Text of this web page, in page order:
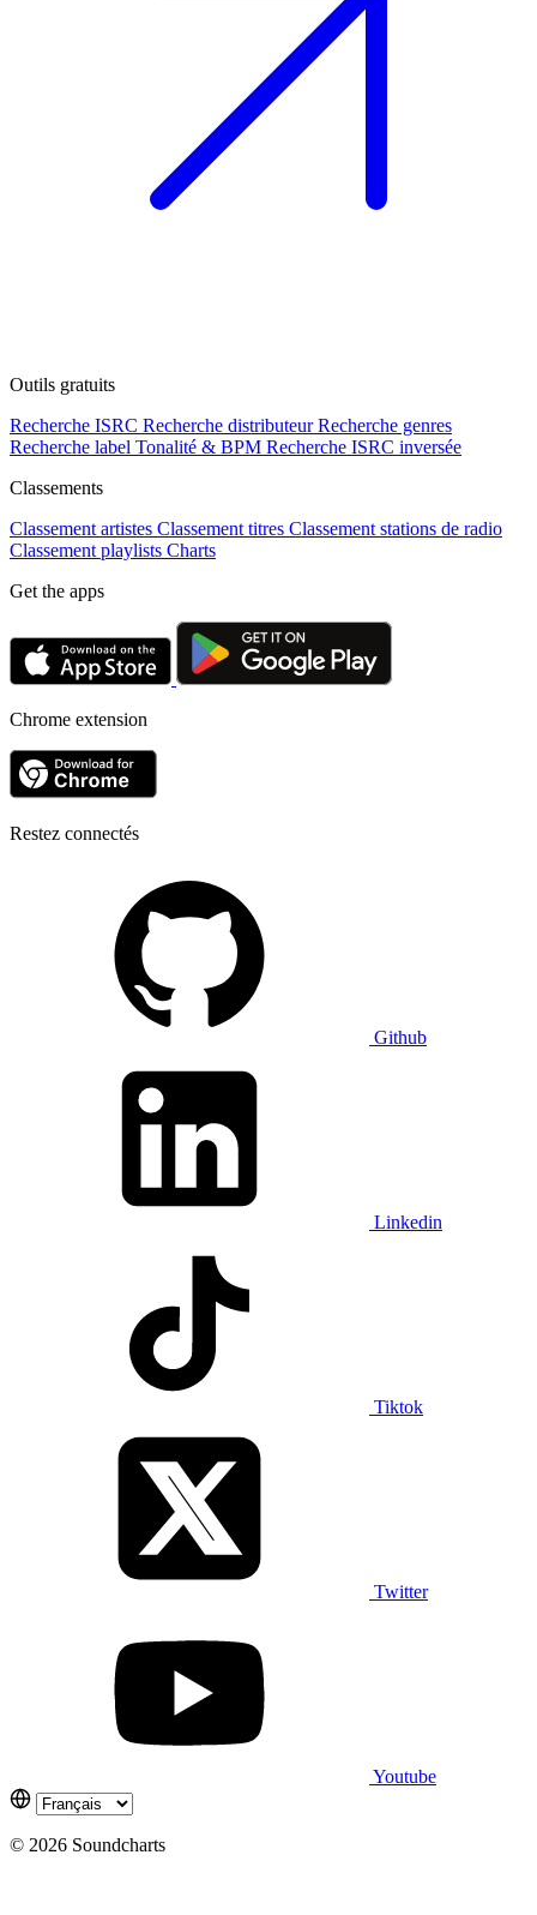
Outils gratuits
Recherche ISRC Recherche distributeur Recherche genres
Recherche label Tonalité & BPM Recherche ISRC inversée
Classements
Classement artistes Classement titres Classement stations de radio
Classement playlists Charts
Get the apps
Chrome extension
Restez connectés
Github
Linkedin
Tiktok
Twitter
Youtube
© 2026 Soundcharts